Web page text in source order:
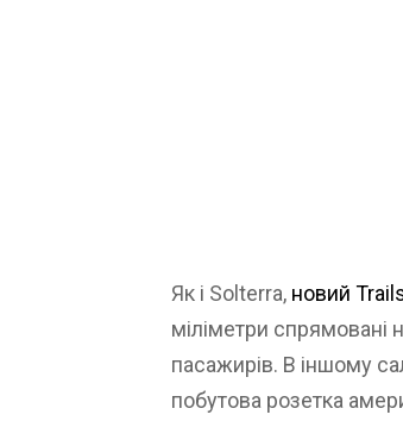
Як і Solterra, новий
міліметри спрямовані
пасажирів. В іншому
побутова розетка